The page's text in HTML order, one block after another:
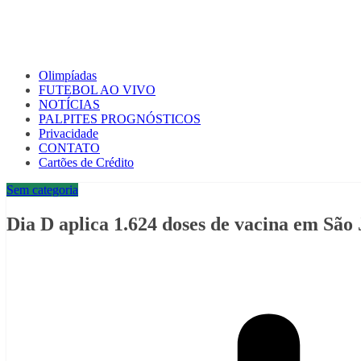
Olimpíadas
FUTEBOL AO VIVO
NOTÍCIAS
PALPITES PROGNÓSTICOS
Privacidade
CONTATO
Cartões de Crédito
Sem categoria
Dia D aplica 1.624 doses de vacina em São